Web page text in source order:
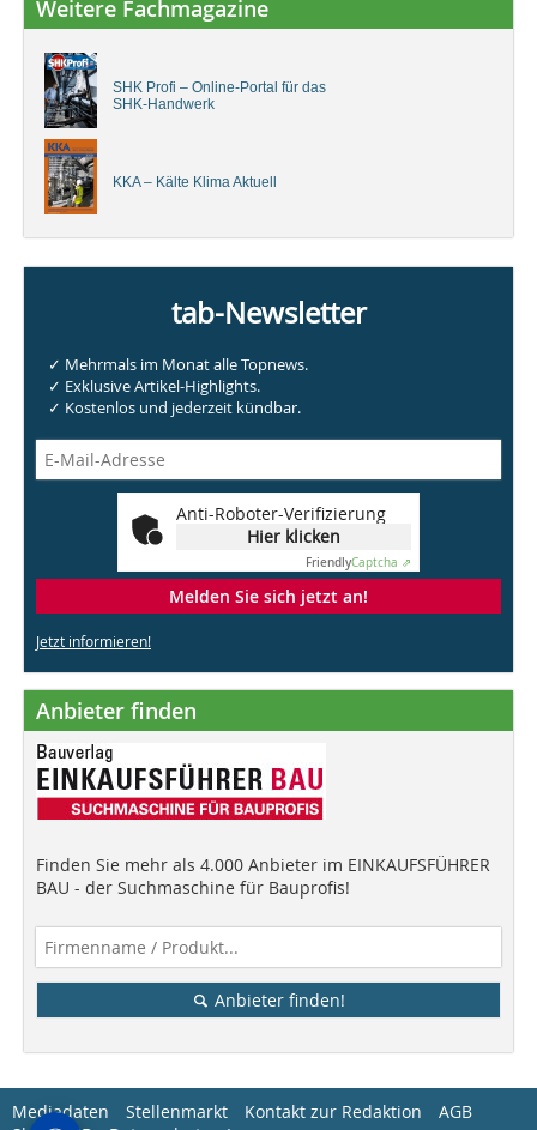
Weitere Fachmagazine
SHK Profi – Online-Portal für das
SHK-Handwerk
KKA – Kälte Klima Aktuell
tab-Newsletter
✓ Mehrmals im Monat alle Topnews.
✓ Exklusive Artikel-Highlights.
✓ Kostenlos und jederzeit kündbar.
Anti-Roboter-Verifizierung
Hier klicken
FriendlyCaptcha ⇗
Melden Sie sich jetzt an!
Jetzt informieren!
Anbieter finden
Finden Sie mehr als 4.000 Anbieter im EINKAUFSFÜHRER
BAU - der Suchmaschine für Bauprofis!
Anbieter finden!
Mediadaten Stellenmarkt Kontakt zur Redaktion
AGB